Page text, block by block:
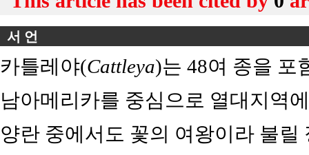
서 언
카틀레야(Cattleya)는 48여 종을 포
남아메리카를 중심으로 열대지역
양란 중에서도 꽃의 여왕이라 불